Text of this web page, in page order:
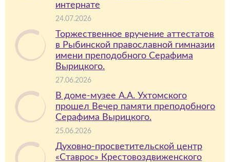
интернате
24.07.2026
Торжественное вручение аттестатов
в Рыбинской православной гимназии
имени преподобного Серафима
Вырицкого.
27.06.2026
В доме-музее А.А. Ухтомского
прошел Вечер памяти преподобного
Серафима Вырицкого.
25.06.2026
Духовно-просветительской центр
«Ставрос» Крестовоздвиженского